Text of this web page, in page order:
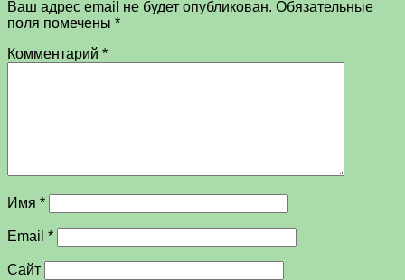
Ваш адрес email не будет опубликован. Обязательные
поля помечены *
Комментарий *
Имя *
Email *
Сайт